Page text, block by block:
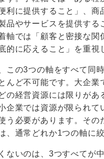
利に提供すること」、商
品やサービスを提供する
軸では「顧客と密接な関
的に応えること」を重視
この3つの軸をすべて同
んど不可能です。大企業
の経営資源には限りがあ
企業では資源が限られて
う必要があります。その
、通常どれか1つの軸に絞
ないのは、3つすべてが